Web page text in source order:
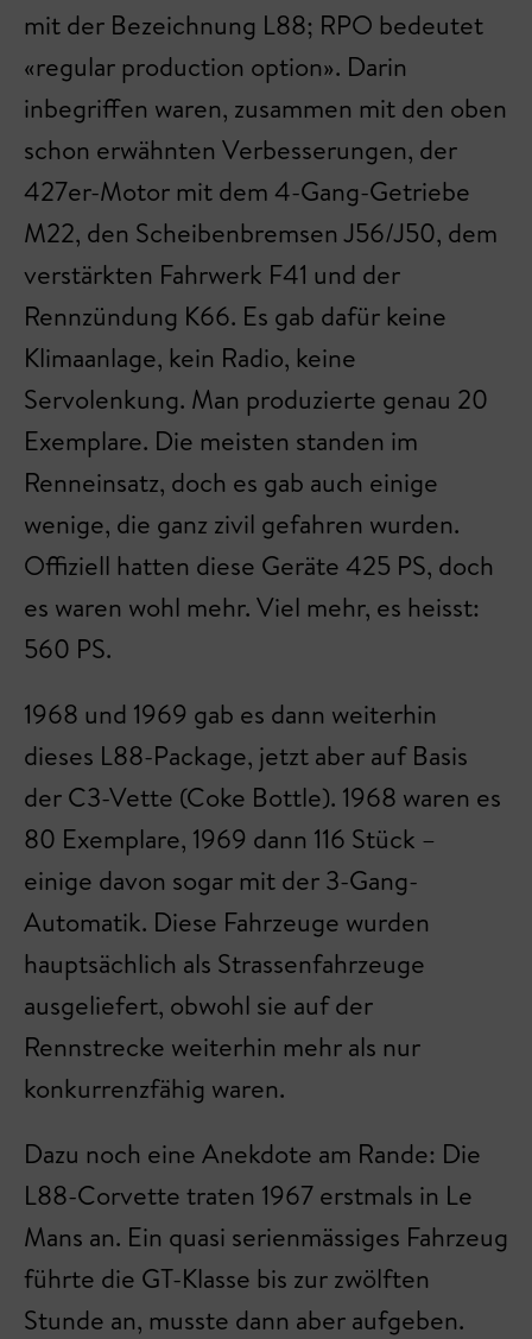
mit der Bezeichnung L88; RPO bedeutet
«regular production option». Darin
inbegriffen waren, zusammen mit den oben
schon erwähnten Verbesserungen, der
427er-Motor mit dem 4-Gang-Getriebe
M22, den Scheibenbremsen J56/J50, dem
verstärkten Fahrwerk F41 und der
Rennzündung K66. Es gab dafür keine
Klimaanlage, kein Radio, keine
Servolenkung. Man produzierte genau 20
Exemplare. Die meisten standen im
Renneinsatz, doch es gab auch einige
wenige, die ganz zivil gefahren wurden.
Offiziell hatten diese Geräte 425 PS, doch
es waren wohl mehr. Viel mehr, es heisst:
560 PS.
1968 und 1969 gab es dann weiterhin
dieses L88-Package, jetzt aber auf Basis
der C3-Vette (Coke Bottle). 1968 waren es
80 Exemplare, 1969 dann 116 Stück –
einige davon sogar mit der 3-Gang-
Automatik. Diese Fahrzeuge wurden
hauptsächlich als Strassenfahrzeuge
ausgeliefert, obwohl sie auf der
Rennstrecke weiterhin mehr als nur
konkurrenzfähig waren.
Dazu noch eine Anekdote am Rande: Die
L88-Corvette traten 1967 erstmals in Le
Mans an. Ein quasi serienmässiges Fahrzeug
führte die GT-Klasse bis zur zwölften
Stunde an, musste dann aber aufgeben.